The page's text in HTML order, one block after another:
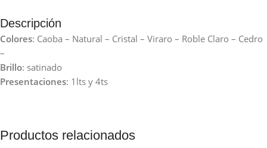
Descripción
Colores: Caoba – Natural – Cristal – Viraro – Roble Claro – Cedro
–
Brillo: satinado
Presentaciones: 1lts y 4ts
Productos relacionados